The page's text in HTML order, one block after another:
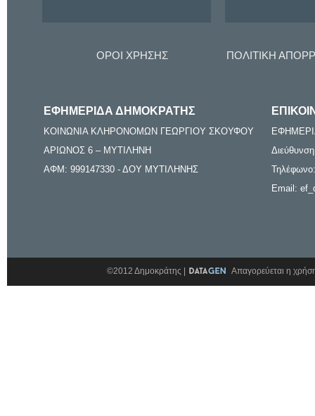
ΟΡΟΙ ΧΡΗΣΗΣ ΠΟΛΙΤΙΚΗ
ΕΦΗΜΕΡΙΔΑ ΔΗΜΟΚΡΑΤΗΣ
ΚΟΙΝΩΝΙΑ ΚΛΗΡΟΝΟΜΩΝ ΓΕΩΡΓΙΟΥ ΣΚΟΥΦΟΥ
ΑΡΙΩΝΟΣ 6 – ΜΥΤΙΛΗΝΗ
ΑΦΜ: 999147330 - ΔΟΥ ΜΥΤΙΛΗΝΗΣ
Email:
©2012 Δημοκράτης | Απαγορεύεται η